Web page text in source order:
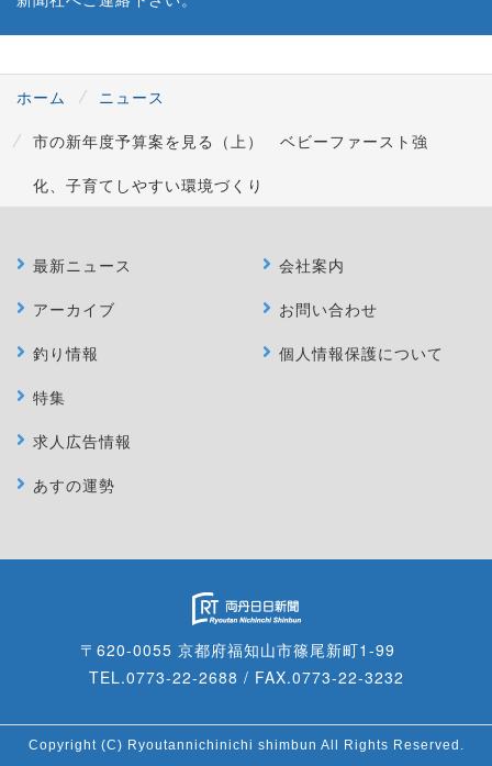
ホーム
ニュース
市の新年度予算案を見る（上） ベビーファースト強
化、子育てしやすい環境づくり
最新ニュース
アーカイブ
釣り情報
特集
求人広告情報
あすの運勢
会社案内
お問い合わせ
個人情報保護について
〒620-0055 京都府福知山市篠尾新町1-99
TEL.0773-22-2688 / FAX.0773-22-3232
Copyright (C) Ryoutannichinichi shimbun All Rights Reserved.